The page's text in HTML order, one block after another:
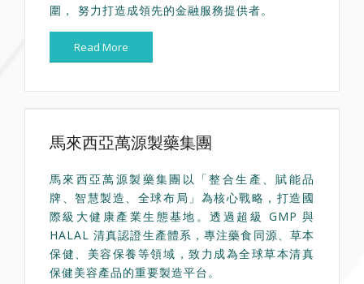
圍， 努力打造成領先的金融服務提供者。
Read More
馬來西亞萬源製藥集團
馬來西亞萬源製藥集團以「整合生產、賦能品
牌、智慧製造、全球布局」為核心戰略，打造國
際級大健康產業生態基地。透過超級 GMP 與
HALAL 清真認證生產體系，專注藥食同源、草本
保健、美容保養等領域，致力成為全球草本清真
保健美容產品的重要製造平台。